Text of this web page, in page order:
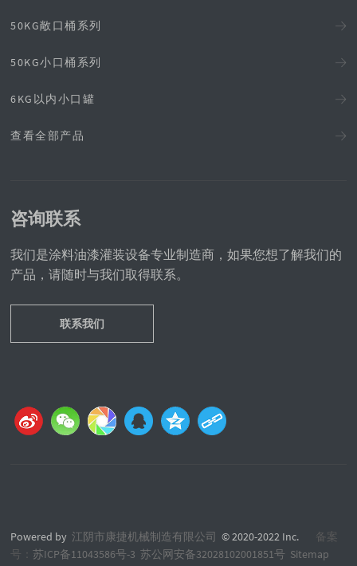
咨询联系
我们是涂料油漆灌装设备专业制造商，如果您想了解我们的
产品，请随时与我们取得联系。
联系我们
50KG敞口桶系列
50KG小口桶系列
6KG以内小口罐
查看全部产品
Powered by 江阴市康捷机械制造有限公司© 2020-2022 Inc.
备案
号：苏ICP备11043586号-3 苏公网安备32028102001851号 Sitemap